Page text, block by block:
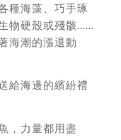
種海藻、巧手琢
物硬殼或殘骸……
海潮的漲退動
給海邊的繽紛禮
，力量都用盡